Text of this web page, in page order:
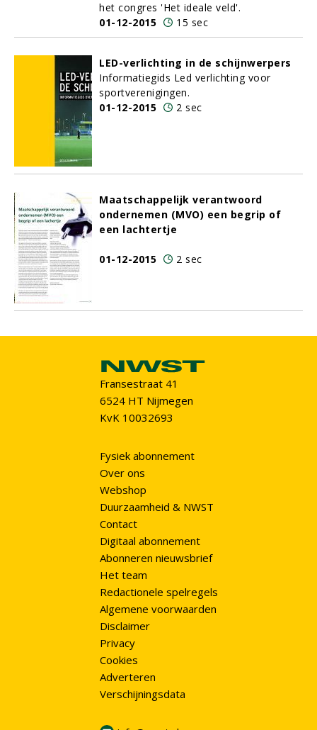
het congres 'Het ideale veld'.
01-12-2015
15 sec
LED-verlichting in de schijnwerpers
Informatiegids Led verlichting voor
sportverenigingen.
01-12-2015
2 sec
Maatschappelijk verantwoord
ondernemen (MVO) een begrip of
een lachtertje
01-12-2015 2 sec
Fransestraat 41
6524 HT Nijmegen
KvK 10032693
Fysiek abonnement
Over ons
Webshop
Duurzaamheid & NWST
Contact
Digitaal abonnement
Abonneren nieuwsbrief
Het team
Redactionele spelregels
Algemene voorwaarden
Disclaimer
Privacy
Cookies
Adverteren
Verschijningsdata